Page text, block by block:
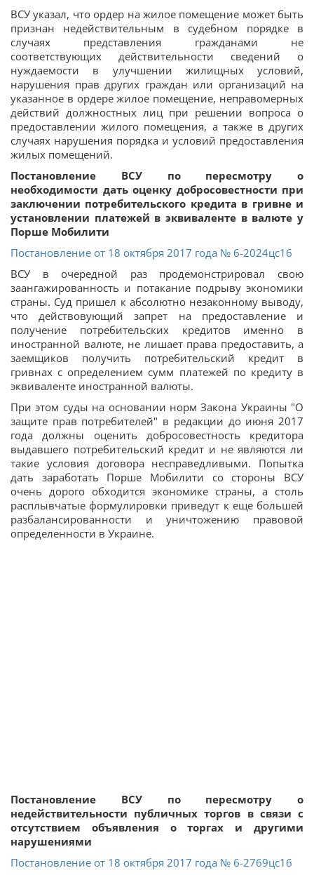
ВСУ указал, что ордер на жилое помещение может быть
признан недействительным в судебном порядке в
случаях представления гражданами не
соответствующих действительности сведений о
нуждаемости в улучшении жилищных условий,
нарушения прав других граждан или организаций на
указанное в ордере жилое помещение, неправомерных
действий должностных лиц при решении вопроса о
предоставлении жилого помещения, а также в других
случаях нарушения порядка и условий предоставления
жилых помещений.
Постановление ВСУ по пересмотру о
необходимости дать оценку добросовестности при
заключении потребительского кредита в гривне и
установлении платежей в эквиваленте в валюте у
Порше Мобилити
Постановление от 18 октября 2017 года № 6-2024цс16
ВСУ в очередной раз продемонстрировал свою
заангажированность и потакание подрыву экономики
страны. Суд пришел к абсолютно незаконному выводу,
что действовующий запрет на предоставление и
получение потребительских кредитов именно в
иностранной валюте, не лишает права предоставить, а
заемщиков получить потребительский кредит в
гривнах с определением сумм платежей по кредиту в
эквиваленте иностранной валюты.
При этом суды на основании норм Закона Украины "О
защите прав потребителей" в редакции до июня 2017
года должны оценить добросовестность кредитора
выдавшего потребительский кредит и не являются ли
такие условия договора несправедливыми. Попытка
дать заработать Порше Мобилити со стороны ВСУ
очень дорого обходится экономике страны, а столь
расплывчатые формулировки приведут к еще большей
разбалансированности и уничтожению правовой
определенности в Украине.
Постановление ВСУ по пересмотру о
недействительности публичных торгов в связи с
отсутствием объявления о торгах и другими
нарушениями
Постановление от 18 октября 2017 года № 6-2769цс16